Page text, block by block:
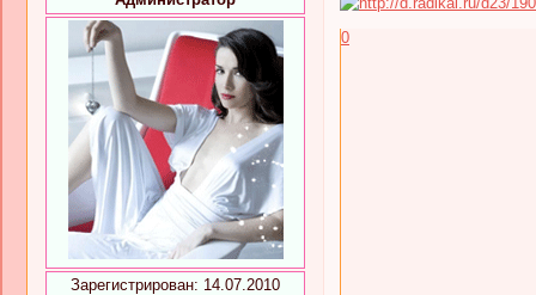
Зарегистрирован: 14.07.2010
0